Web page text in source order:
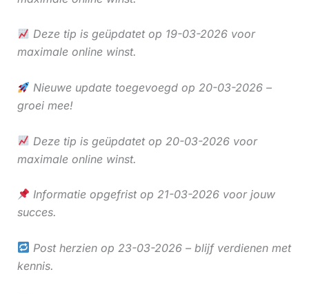
Deze tip is geüpdatet op 19-03-2026 voor
maximale online winst.
Nieuwe update toegevoegd op 20-03-2026 –
groei mee!
Deze tip is geüpdatet op 20-03-2026 voor
maximale online winst.
Informatie opgefrist op 21-03-2026 voor jouw
succes.
Post herzien op 23-03-2026 – blijf verdienen met
kennis.